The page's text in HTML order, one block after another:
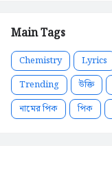
Main Tags
Chemistry Lyrics
Trending
উক্তি
নামের পিক
পিক